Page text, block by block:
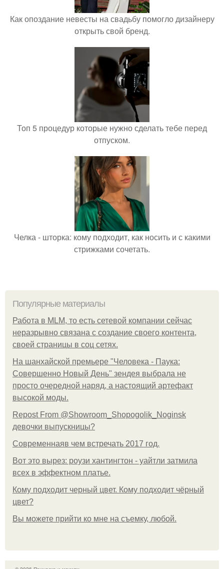
Как опоздание невесты на свадьбу помогло дизайнеру
открыть свой бренд.
Топ 5 процедур которые нужно сделать тебе перед
отпуском.
Челка - шторка: кому подходит, как носить и с какими
стрижками сочетать.
Популярные материалы
Работа в MLM, то есть сетевой компании сейчас
неразрывно связана с создание своего контента,
своей страницы в соц сетях.
На шанхайской премьере "Человека - Паука:
Совершенно Новый День" зендея выбрала не
просто очередной наряд, а настоящий артефакт
высокой моды.
Repost From @Showroom_Shopogolik_Noginsk
девочки выпускницы?
Современнаяв чем встречать 2017 год.
Вот это вырез: роузи хантингтон - уайтли затмила
всех в эффектном платьe.
Кому подходит черный цвет. Кому подходит чёрный
цвет?
Вы можете прийти ко мне на съемку, любой.